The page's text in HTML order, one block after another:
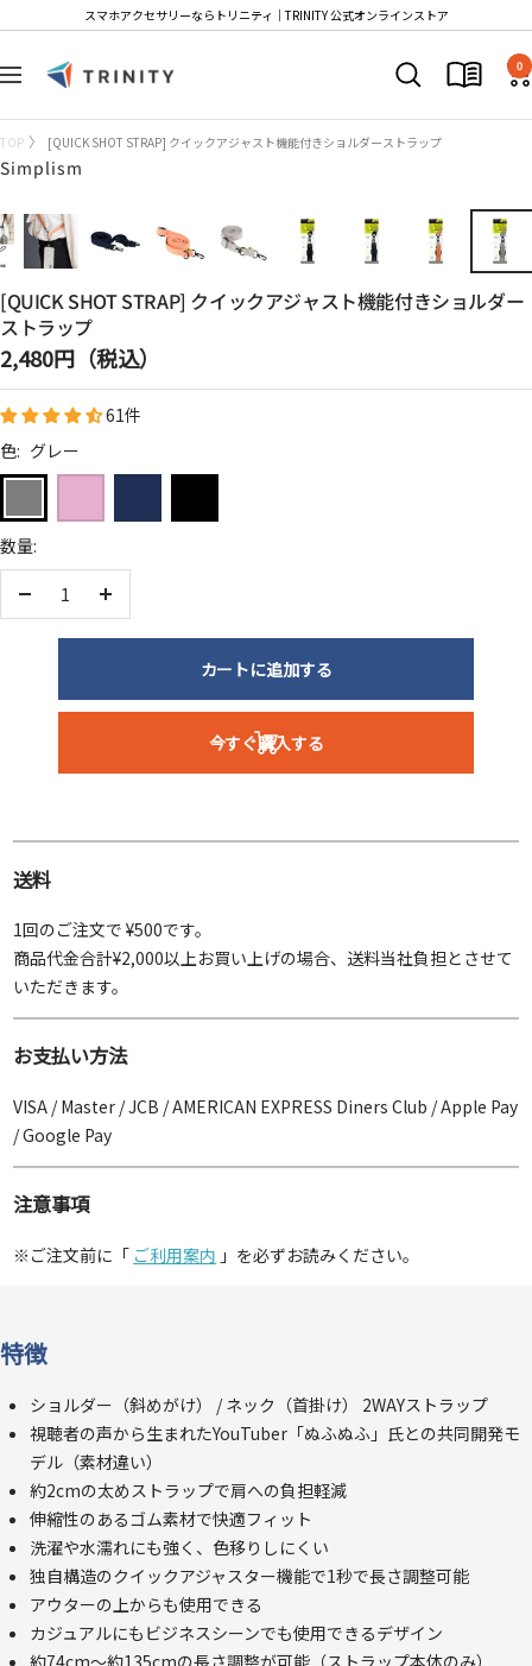
テ
ツ
へ
キ
ッ
プ
スマホアクセサリーならトリニティ│TRINITY 公式オンラインストア
ナ
ゲ
ー
ョ
ン
Trinity
0
TOP [QUICK SHOT STRAP] クイックアジャスト機能付きショルダーストラップ
Simplism
[QUICK SHOT STRAP] クイックアジャスト機能付きショルダー
ストラップ
セ
ー
ル
価
格
2,480円（税込）
61件
色: グレー
レ
ー
ン
イ
ー
ラ
数量:
数
量
カートに追加する
今すぐ購入する
送料
1回のご注文で ¥500です。
商品代金合計¥2,000以上お買い上げの場合、送料当社負担とさせて
いただきます。
お支払い方法
VISA / Master / JCB / AMERICAN EXPRESS Diners Club / Apple Pay
/ Google Pay
注意事項
※ご注文前に「 ご利用案内 」を必ずお読みください。
特徴
ショルダー（斜めがけ） / ネック（首掛け） 2WAYストラップ
視聴者の声から生まれたYouTuber「ぬふぬふ」氏との共同開発モ
デル（素材違い）
約2cmの太めストラップで肩への負担軽減
伸縮性のあるゴム素材で快適フィット
洗濯や水濡れにも強く、色移りしにくい
独自構造のクイックアジャスター機能で1秒で長さ調整可能
アウターの上からも使用できる
カジュアルにもビジネスシーンでも使用できるデザイン
約74cm〜約135cmの長さ調整が可能（ストラップ本体のみ）